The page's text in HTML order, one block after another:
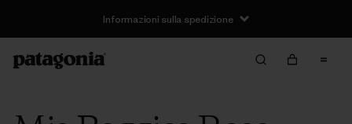
Informazioni sulla spedizione